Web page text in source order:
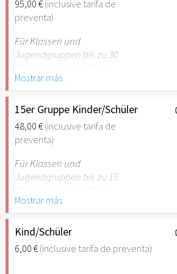
empfehlenswert.
95,00 €(inclusive tarifa de
preventa)
Für Klassen und
Jugendgruppen bis zu 30
Jahre) oder Schüler mit
Schülerausweis inklusive
erwachsene Begleitperson.
Hinweis: Für Kinder unter 6
Jahren ist der Ostergarten
Stuttgart nicht
empfehlenswert.
Mostrar más
15er Gruppe Kinder/Schüler
48,00 €(inclusive tarifa de
preventa)
Für Klassen und
Jugendgruppen bis zu 15
Jahre) oder Schüler mit
Schülerausweis inklusive
erwachsene Begleitperson.
Hinweis: Für Kinder unter 6
Mostrar más
Kind/Schüler
6,00 €(inclusive tarifa de preventa)